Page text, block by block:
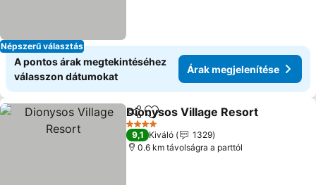
Népszerű választás
A pontos árak megtekintéséhez
válasszon dátumokat
Árak megjelenítése
Megosztás
Hozzáadás a kedvencekhez
Dionysos Village Resort
4 Kategória
9,1 Kiváló
1329
0.6 km távolságra a parttól